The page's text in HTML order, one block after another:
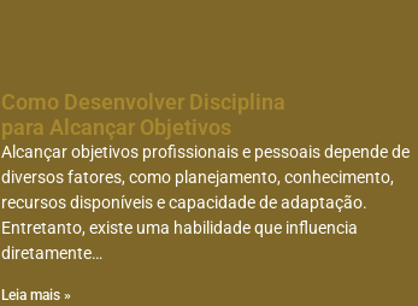
Como Desenvolver Disciplina
para Alcançar Objetivos
Alcançar objetivos profissionais e pessoais depende de
diversos fatores, como planejamento, conhecimento,
recursos disponíveis e capacidade de adaptação.
Entretanto, existe uma habilidade que influencia
diretamente…
Leia mais »